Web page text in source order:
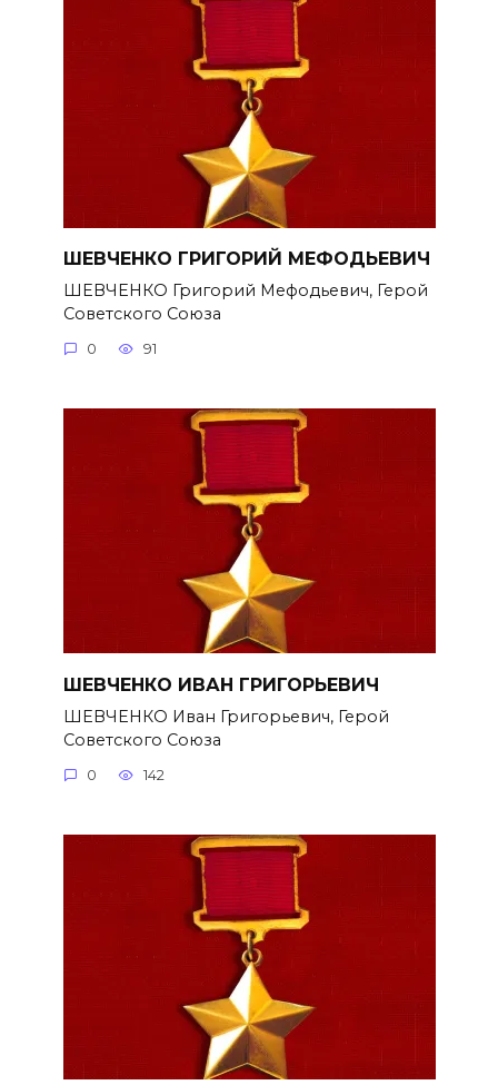
ШЕВЧЕНКО ГРИГОРИЙ МЕФОДЬЕВИЧ
ШЕВЧЕНКО Григорий Мефодьевич, Герой
Советского Союза
0 91
ШЕВЧЕНКО ИВАН ГРИГОРЬЕВИЧ
ШЕВЧЕНКО Иван Григорьевич, Герой
Советского Союза
0 142